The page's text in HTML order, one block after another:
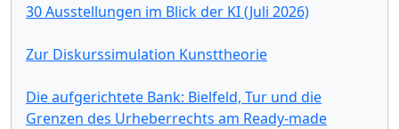
30 Ausstellungen im Blick der KI (Juli 2026)
Zur Diskurssimulation Kunsttheorie
Die aufgerichtete Bank: Bielfeld, Tur und die
Grenzen des Urheberrechts am Ready-made